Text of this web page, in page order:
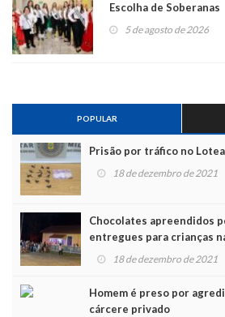
Escolha de Soberanas
5 de agosto de 2026
POPULAR
Prisão por tráfico no
18 de dezembro de 2021
Chocolates apreendidos
entregues para crianças
Noel 18 de dezembro de 2021
Homem é preso por
cárcere privado